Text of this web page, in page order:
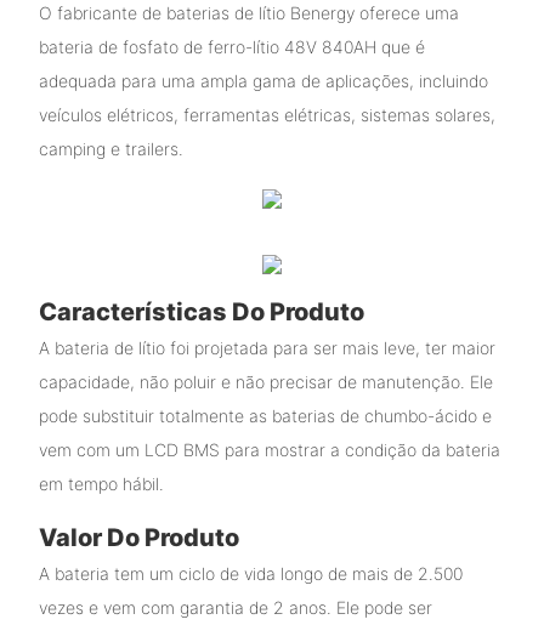
O fabricante de baterias de lítio Benergy oferece uma
bateria de fosfato de ferro-lítio 48V 840AH que é
adequada para uma ampla gama de aplicações, incluindo
veículos elétricos, ferramentas elétricas, sistemas solares,
camping e trailers.
Características Do Produto
A bateria de lítio foi projetada para ser mais leve, ter maior
capacidade, não poluir e não precisar de manutenção. Ele
pode substituir totalmente as baterias de chumbo-ácido e
vem com um LCD BMS para mostrar a condição da bateria
em tempo hábil.
Valor Do Produto
A bateria tem um ciclo de vida longo de mais de 2.500
vezes e vem com garantia de 2 anos. Ele pode ser